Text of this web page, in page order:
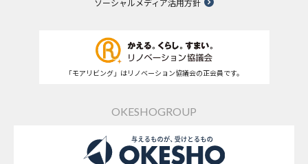
「モアリビング」はリノベーション協議会の正会員です。
OKESHOGROUP